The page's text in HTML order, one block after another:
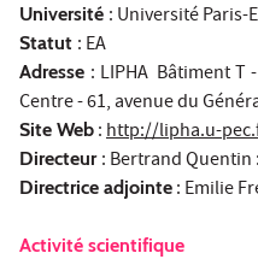
Université : Université Paris-
Statut : EA
Adresse : LIPHA Bâtiment T
Centre - 61, avenue du
Site Web :http://lipha.u-
Directeur : Bertrand Quentin :
Directrice adjointe : Emilie
Activité scientifique